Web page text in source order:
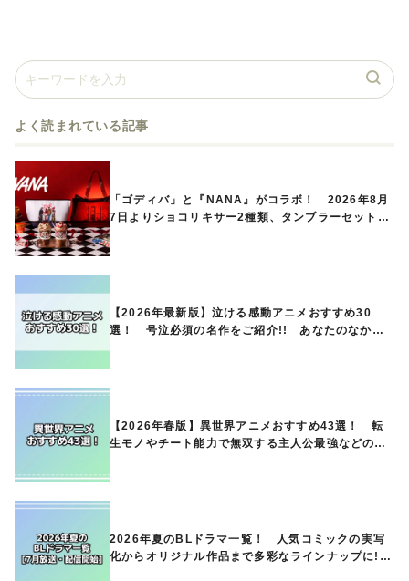
よく読まれている記事
「ゴディバ」と『NANA』がコラボ！ 2026年8月
7日よりショコリキサー2種類、タンブラーセットな
【2026年最新版】泣ける感動アニメおすすめ30
選！ 号泣必須の名作をご紹介!! あなたのなかの
【2026年春版】異世界アニメおすすめ43選！ 転
生モノやチート能力で無双する主人公最強などの人
2026年夏のBLドラマ一覧！ 人気コミックの実写
化からオリジナル作品まで多彩なラインナップに!!